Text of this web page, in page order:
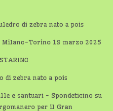
di zebra nato a pois
Milano-Torino 19 marzo 2025
di zebra nato a pois
e santuari - Spondeticino su
per il Gran